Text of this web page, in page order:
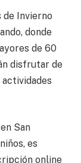
de Invierno
donde
de 60
disfrutar de
San
es
online